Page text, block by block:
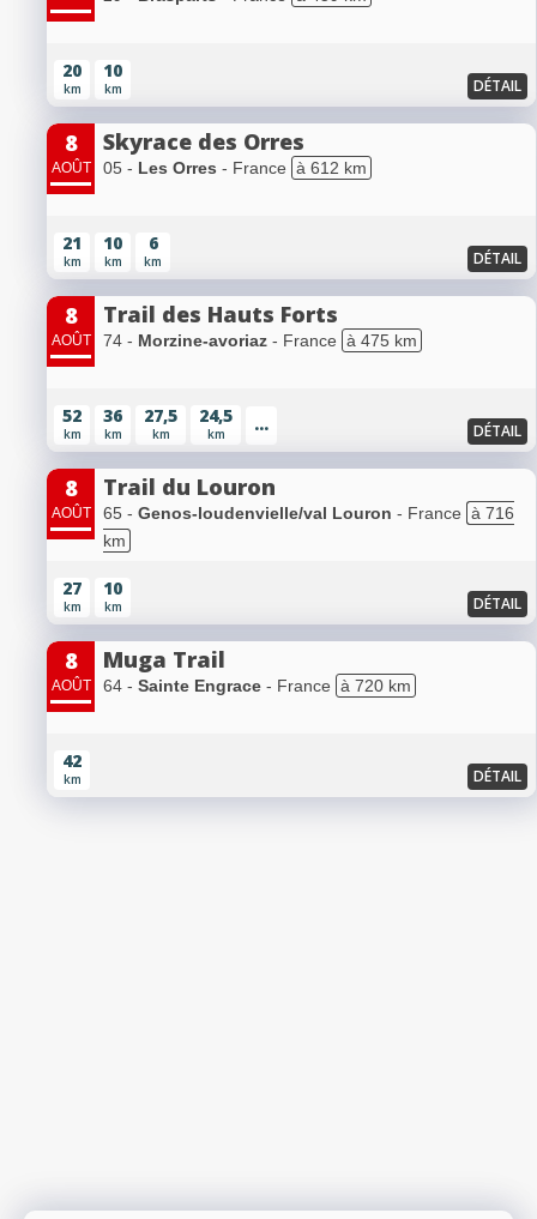
20
km
10
km DÉTAIL
8
AOÛT
Skyrace des Orres
05 - Les Orres - France à 612 km
21
km
10
km
6
km DÉTAIL
8
AOÛT
Trail des Hauts Forts
74 - Morzine-avoriaz - France à 475 km
52
km
36
km
27,5
km
24,5
km ... DÉTAIL
8
AOÛT
Trail du Louron
65 - Genos-loudenvielle/val Louron - France à 716
km
27
km
10
km DÉTAIL
8
AOÛT
Muga Trail
64 - Sainte Engrace - France à 720 km
42
km DÉTAIL